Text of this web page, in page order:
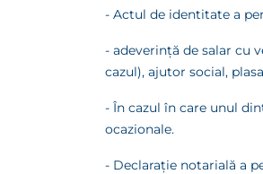
- Actul de identitate a
- adeverinţă de salar cu
cazul), ajutor social,
- În cazul în care unul
ocazionale.
- Declaraţie notarială a